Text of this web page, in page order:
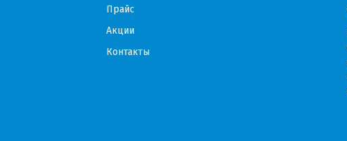
Прайс
Акции
Контакты